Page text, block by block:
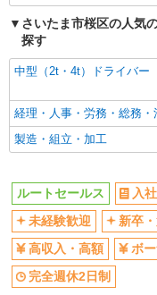
交通費支給
まかない・食事補助
同じ職種から求人を探
同じ特徴から求人を探
未経験歓迎
車通勤OK
社会保険あり
さいたま市桜区の人気
探す
中型（2t・4t）ドライバー
経理・人事・労務・総務・
製造・組立・加工
ルートセールス 入
未経験歓迎
新卒
高収入・高額
ボ
完全週休2日制